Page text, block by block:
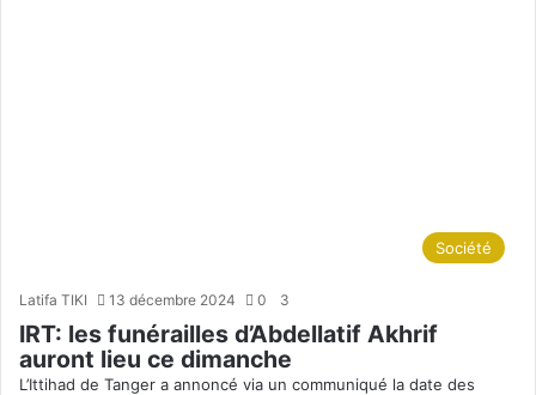
Société
Latifa TIKI 13 décembre 2024 0 3
IRT: les funérailles d’Abdellatif Akhrif
auront lieu ce dimanche
L’Ittihad de Tanger a annoncé via un communiqué la date des